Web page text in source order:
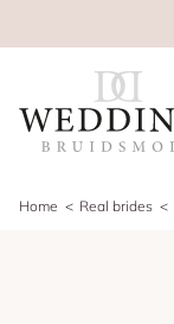
Home Real brides